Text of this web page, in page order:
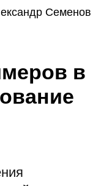
Семенов
в